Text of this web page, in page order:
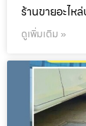
ร้านขายอะไห
ดูเพิ่มเติม »